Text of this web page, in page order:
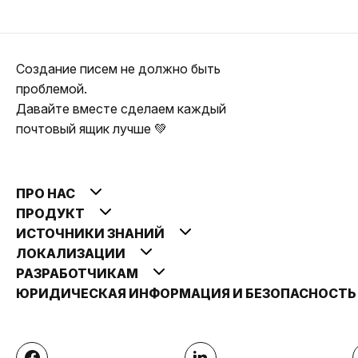
Создание писем не должно быть
проблемой.
Давайте вместе сделаем каждый
почтовый ящик лучше 💚
ПРО НАС
ПРОДУКТ
ИСТОЧНИКИ ЗНАНИЙ
ЛОКАЛИЗАЦИИ
РАЗРАБОТЧИКАМ
ЮРИДИЧЕСКАЯ ИНФОРМАЦИЯ И БЕЗОПАСНОСТЬ